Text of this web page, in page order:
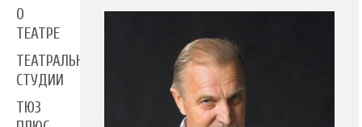
О
ТЕАТРЕ
ТЕАТРАЛЬНЫЕ
СТУДИИ
ТЮЗ